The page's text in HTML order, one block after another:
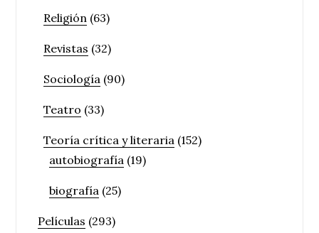
Religión (63)
Revistas (32)
Sociología (90)
Teatro (33)
Teoría crítica y literaria (152)
autobiografía (19)
biografía (25)
Películas (293)